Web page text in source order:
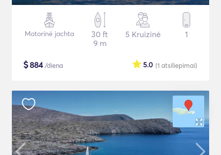
Motorinė jachta
30 ft
9 m
5 Kruizinė 1
$884/diena (1 atsiliepimai)
5.0